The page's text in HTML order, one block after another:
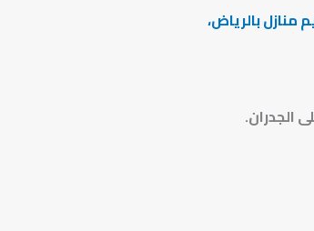
منازل بالرياض،
الجدران.